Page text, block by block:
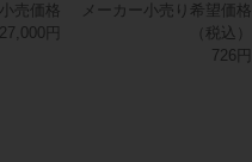
売価格
27,000円
メーカー小売り希望価格
（税込）
726円